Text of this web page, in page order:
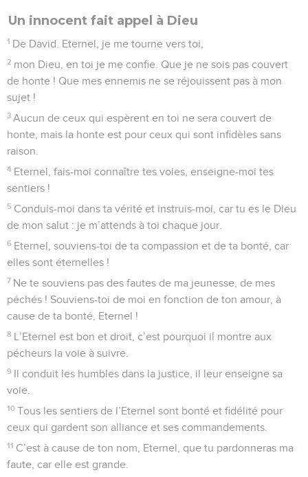
Un innocent fait appel à Dieu
1 De David. Eternel, je me tourne vers toi,
2 mon Dieu, en toi je me confie. Que je ne sois pas couvert
de honte ! Que mes ennemis ne se réjouissent pas à mon
sujet !
3 Aucun de ceux qui espèrent en toi ne sera couvert de
honte, mais la honte est pour ceux qui sont infidèles sans
raison.
4 Eternel, fais-moi connaître tes voies, enseigne-moi tes
sentiers !
5 Conduis-moi dans ta vérité et instruis-moi, car tu es le Dieu
de mon salut : je m’attends à toi chaque jour.
6 Eternel, souviens-toi de ta compassion et de ta bonté, car
elles sont éternelles !
7 Ne te souviens pas des fautes de ma jeunesse, de mes
péchés ! Souviens-toi de moi en fonction de ton amour, à
cause de ta bonté, Eternel !
8 L’Eternel est bon et droit, c’est pourquoi il montre aux
pécheurs la voie à suivre.
9 Il conduit les humbles dans la justice, il leur enseigne sa
voie.
10 Tous les sentiers de l’Eternel sont bonté et fidélité pour
ceux qui gardent son alliance et ses commandements.
11 C’est à cause de ton nom, Eternel, que tu pardonneras ma
faute, car elle est grande.